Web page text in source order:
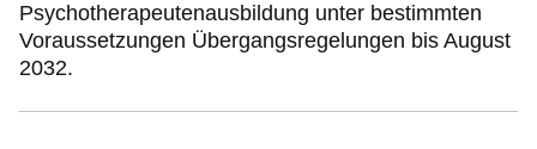
Psychotherapeutenausbildung unter bestimmten
Voraussetzungen Übergangsregelungen bis August
2032.